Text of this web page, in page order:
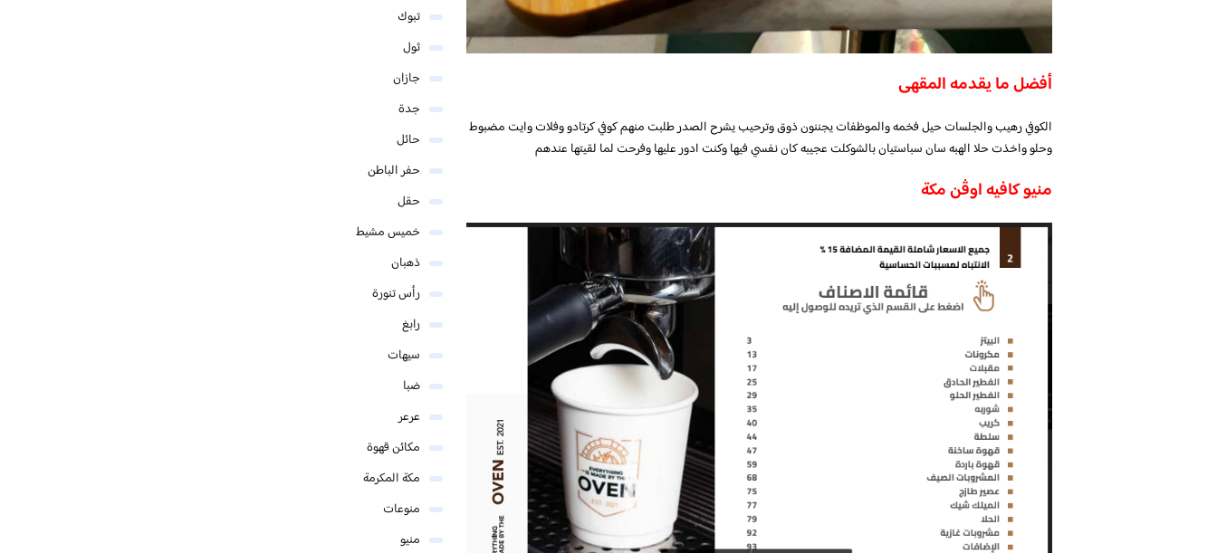
أفضل ما يقدمه المقهى
الكوفي رهيب والجلسات حيل فخمه والموظفات يجننون ذوق وترحيب يشرح الصدر طلبت منهم كوفي كرتادو وفلات وايت مضبوط
وحلو واخذت حلا الهبه سان سباستيان بالشوكلت عجيبه كان نفسي فيها وكنت ادور عليها وفرحت لما لقيتها عندهم
منيو كافيه اوڤن مكة
تبوك
ثول
جازان
جدة
حائل
حفر الباطن
حقل
خميس مشيط
ذهبان
رأس تنورة
رابغ
سيهات
ضبا
عرعر
مكائن قهوة
مكة المكرمة
منوعات
منيو